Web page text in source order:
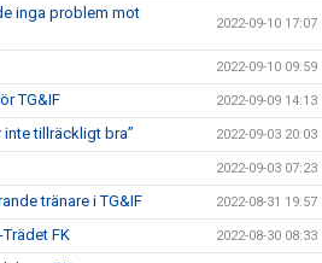
inga problem mot
2022-09-10 17:07
2022-09-10 09:59
TG&IF 2022-09-09 14:13
inte tillräckligt bra” 2022-09-03 20:03
2022-09-03 07:23
tränare i TG&IF 2022-08-31 19:57
FK 2022-08-30 08:33